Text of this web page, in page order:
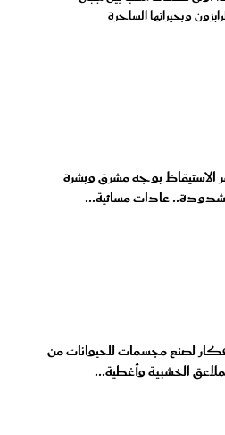
وبحيراتها الساحرة
الاستيقاظ بوجه مشرق وبشرة
عادات مسائية...
لصنع مجسمات للحيوانات من
الخشبية وأغطية...